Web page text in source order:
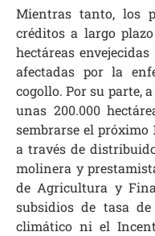
Mientras tanto, los
créditos a largo
hectáreas
afectadas por la
cogollo. Por su parte,
unas 200.000
sembrarse el próximo
a través de
molinera y
de Agricultura y
subsidios de tasa
climático ni el